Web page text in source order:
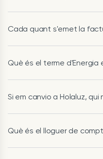
Cada quant s'emet la
Què és el terme d'Energia
Si em canvio a Holaluz,
Què és el lloguer de